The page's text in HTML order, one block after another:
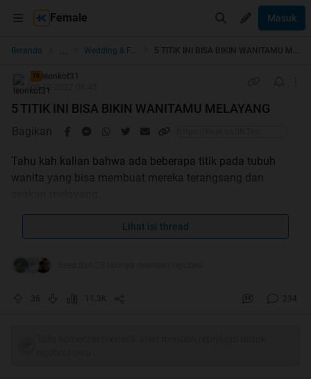
Female Masuk
Beranda ... Wedding & Family
TS
leonkof31
08-12-2022 08:45
5 TITIK INI BISA BIKIN WANITAMU MELAYANG
Bagikan
Tahu kah kalian bahwa ada beberapa titik pada tubuh
wanita yang bisa membuat mereka terangsang dan
Titik ini penting loh, karena sebagai laki laki sejati juga
harus mengerti apa keinginan wanita pada saat
Kenapa ??... Karena hal ini akan membawa keharmonisan
Lihat isi thread
36 11.3K 234